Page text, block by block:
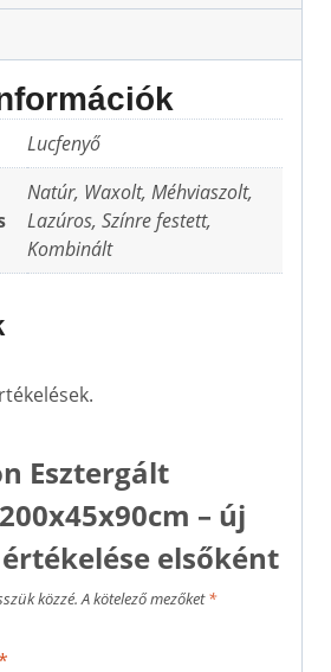
Lucfenyő
Natúr, Waxolt, Méhviaszolt,
Lazúros, Színre festett,
Kombinált
Esztergált
– új
elsőként
közzé. A kötelező mezőket*